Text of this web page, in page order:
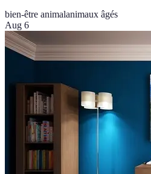
bien-être animalanimaux âgés
Aug 6